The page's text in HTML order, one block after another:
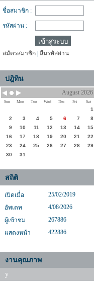
ชื่อสมาชิก :
รหัสผ่าน :
สมัครสมาชิก ลืมรหัสผ่าน
ปฎิทิน
August 2026
Sun Mon Tue Wed Thu Fri Sat
1
2
3 4 5 6 7
8
9
10 11 12 13 14
15
16
17 18 19 20 21
22
23
24 25 26 27 28
29
30
31
สถิติ
เปิดเมื่อ
25/02/2019
อัพเดท
4/08/2026
ผู้เข้าชม
267886
แสดงหน้า
422886
งานคุณภาพ
y